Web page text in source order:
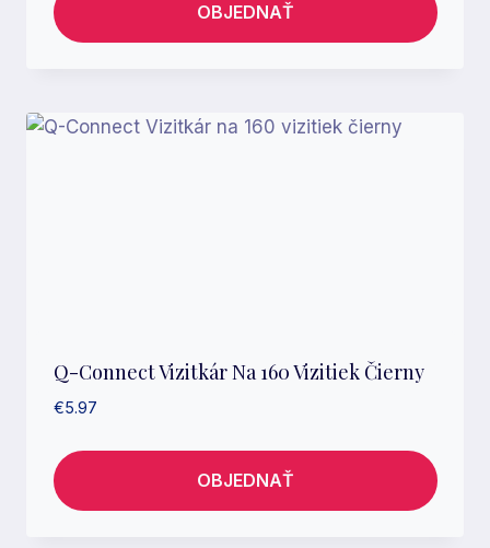
OBJEDNAŤ
Q-Connect Vizitkár Na 160 Vizitiek Čierny
€5.97
OBJEDNAŤ